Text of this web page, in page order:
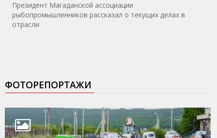
Президент Магаданской ассоциации
рыбопромышленников рассказал о текущих делах в
отрасли
ФОТОРЕПОРТАЖИ